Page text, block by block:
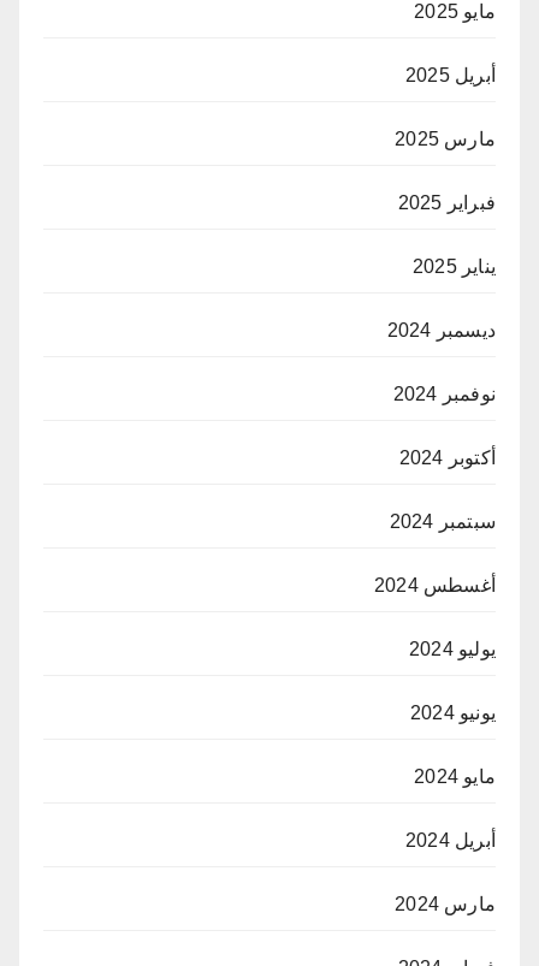
مايو 2025
أبريل 2025
مارس 2025
فبراير 2025
يناير 2025
ديسمبر 2024
نوفمبر 2024
أكتوبر 2024
سبتمبر 2024
أغسطس 2024
يوليو 2024
يونيو 2024
مايو 2024
أبريل 2024
مارس 2024